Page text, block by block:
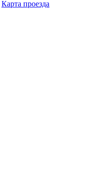
Карта проезда